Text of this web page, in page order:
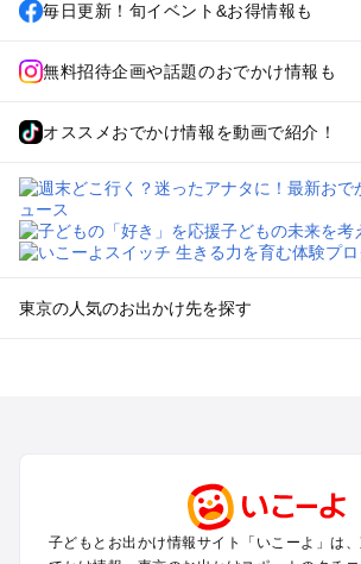
毎日更新！旬イベント&お得情報も
無料招待企画や話題のおでかけ情報も
オススメおでかけ情報を動画で紹介！
東京の人気のお出かけ先を探す
町田・相模原・愛川・上野原のプールお出か
渋谷・原宿・恵比寿・中目黒・自由が丘の
池袋・赤羽・王子・巣鴨・目白・石神井の
子どもとお出かけ情報サイト「いこーよ」は